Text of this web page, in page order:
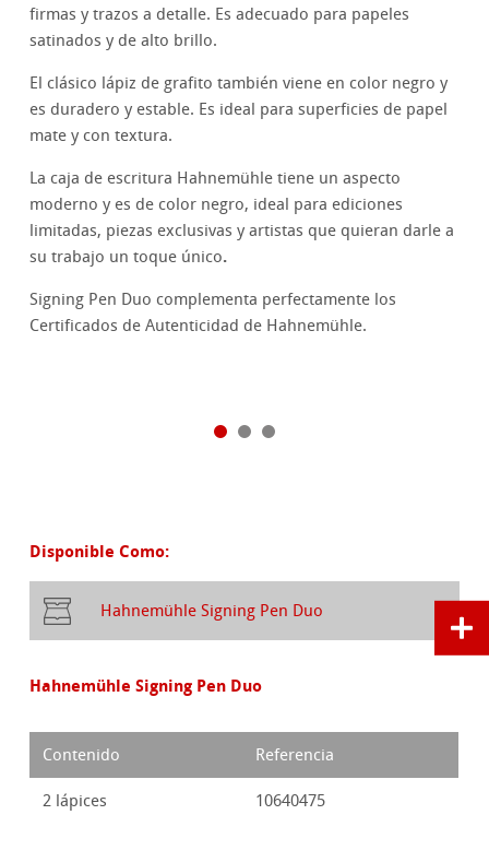
firmas y trazos a detalle. Es adecuado para papeles
satinados y de alto brillo.
El clásico lápiz de grafito también viene en color negro y
es duradero y estable. Es ideal para superficies de papel
mate y con textura.
La caja de escritura Hahnemühle tiene un aspecto
moderno y es de color negro, ideal para ediciones
limitadas, piezas exclusivas y artistas que quieran darle a
su trabajo un toque único.
Signing Pen Duo complementa perfectamente los
Certificados de Autenticidad de Hahnemühle.
Disponible Como:
Hahnemühle Signing Pen Duo
Hahnemühle Signing Pen Duo
Contenido Referencia
2 lápices 10640475